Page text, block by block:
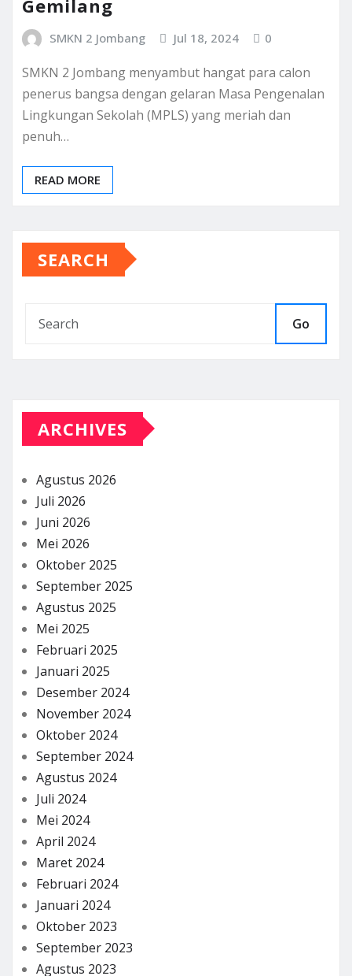
Gemilang
SMKN 2 Jombang Jul 18, 2024 0
SMKN 2 Jombang menyambut hangat para calon
penerus bangsa dengan gelaran Masa Pengenalan
Lingkungan Sekolah (MPLS) yang meriah dan
penuh…
READ MORE
SEARCH
Go
ARCHIVES
Agustus 2026
Juli 2026
Juni 2026
Mei 2026
Oktober 2025
September 2025
Agustus 2025
Mei 2025
Februari 2025
Januari 2025
Desember 2024
November 2024
Oktober 2024
September 2024
Agustus 2024
Juli 2024
Mei 2024
April 2024
Maret 2024
Februari 2024
Januari 2024
Oktober 2023
September 2023
Agustus 2023